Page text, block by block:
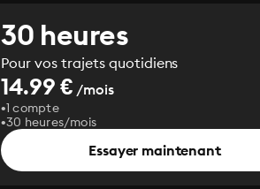
30 heures
Pour vos trajets quotidiens
14.99 € /mois
1 compte
30 heures/mois
Essayer maintenant